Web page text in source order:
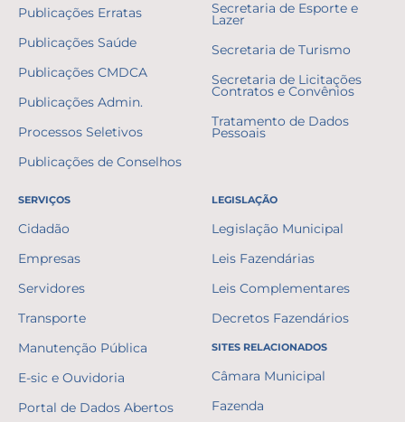
Publicações Erratas
Publicações Saúde
Publicações CMDCA
Publicações Admin.
Processos Seletivos
Publicações de Conselhos
Secretaria de Esporte e
Lazer
Secretaria de Turismo
Secretaria de Licitações
Contratos e Convênios
Tratamento de Dados
Pessoais
SERVIÇOS
Cidadão
Empresas
Servidores
Transporte
Manutenção Pública
E-sic e Ouvidoria
Portal de Dados Abertos
LEGISLAÇÃO
Legislação Municipal
Leis Fazendárias
Leis Complementares
Decretos Fazendários
SITES RELACIONADOS
Câmara Municipal
Fazenda